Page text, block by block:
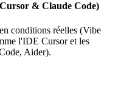
& Claude Code)
conditions réelles (Vibe
l'IDE Cursor et les
Aider).